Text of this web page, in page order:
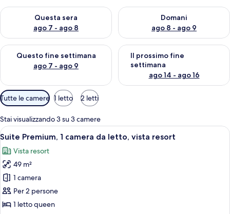
Questa sera
ago 7 - ago 8
Verifica la disponibilità per questa sera, ago 7 - ago 8
Domani
ago 8 - ago 9
Verifica la disponibilità per
Questo fine settimana
ago 7 - ago 9
Verifica la disponibilità per questo fine settimana, ago 7 - ago
Il prossimo fine
settimana
ago 14 - ago 16
Verifica la disponibilità per il
Filtri
disponibili
per
le
camere
Tutte le camere 1 letto 2 letti
Stai visualizzando 3 su 3 camere
Apri
tutte
le
foto
per
Suite
Premium,
Un soggiorno con divano, poltrona,
9
Suite Premium, 1 camera da letto, vista resort
Vista resort
49 m²
1 camera
Per 2 persone
1 letto queen